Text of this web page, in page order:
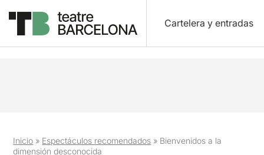
Cartelera y entradas
Inicio » Espectáculos recomendados » Bienvenidos a la
dimensión desconocida